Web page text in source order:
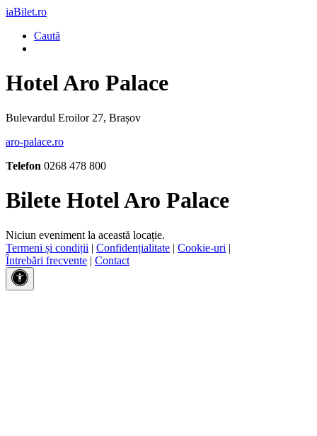
iaBilet.ro
Caută
Hotel Aro Palace
Bulevardul Eroilor 27, Brașov
aro-palace.ro
Telefon 0268 478 800
Bilete Hotel Aro Palace
Niciun eveniment la această locație.
Termeni și condiții | Confidențialitate | Cookie-uri |
Întrebări frecvente | Contact